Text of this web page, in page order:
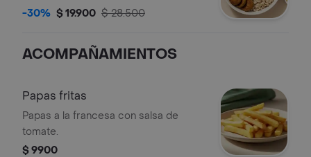
hummus de garbanzo, tomate, pepino,
-30% $ 19.900 $ 28.500
ACOMPAÑAMIENTOS
Papas fritas
Papas a la francesa con salsa de
tomate.
$ 9900